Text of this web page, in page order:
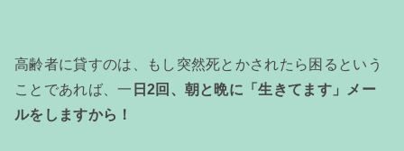
高齢者に貸すのは、もし突然死とかされたら困るという
ことであれば、一 日2回、朝と晩に「生きてます」メー
ルをしますから！